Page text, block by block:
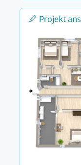
Projekt